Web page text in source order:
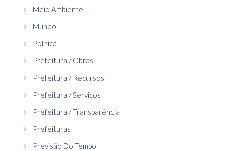
Meio Ambiente
Mundo
Política
Prefeitura / Obras
Prefeitura / Recursos
Prefeitura / Serviços
Prefeitura / Transparência
Prefeituras
Previsão Do Tempo